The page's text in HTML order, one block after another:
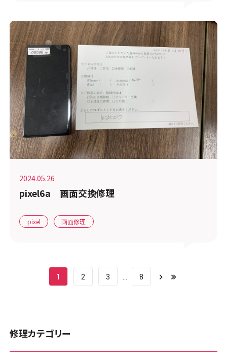
2024.05.26
pixel6a 画面交換修理
pixel 画面修理
1 2 3 8
修理カテゴリー